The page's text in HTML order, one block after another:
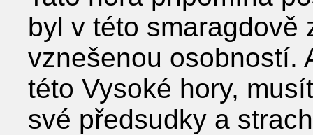
byl v této smaragdově
vznešenou osobností.
této Vysoké hory,
své předsudky a